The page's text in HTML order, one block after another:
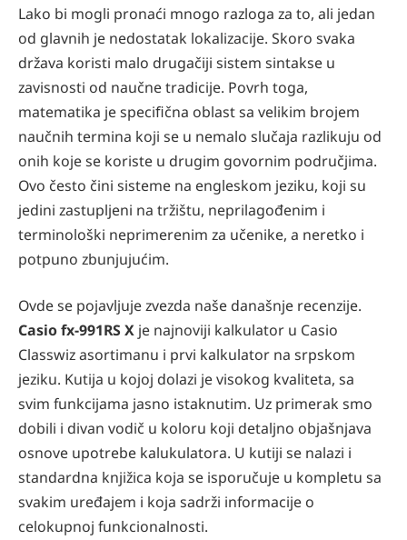
Lako bi mogli pronaći mnogo razloga za to, ali jedan
od glavnih je nedostatak lokalizacije. Skoro svaka
država koristi malo drugačiji sistem sintakse u
zavisnosti od naučne tradicije. Povrh toga,
matematika je speciﬁčna oblast sa velikim brojem
naučnih termina koji se u nemalo slučaja razlikuju od
onih koje se koriste u drugim govornim područjima.
Ovo često čini sisteme na engleskom jeziku, koji su
jedini zastupljeni na tržištu, neprilagođenim i
terminološki neprimerenim za učenike, a neretko i
potpuno zbunjujućim.
Ovde se pojavljuje zvezda naše današnje recenzije.
Casio fx-991RS X je najnoviji kalkulator u Casio
Classwiz asortimanu i prvi kalkulator na srpskom
jeziku. Kutija u kojoj dolazi je visokog kvaliteta, sa
svim funkcijama jasno istaknutim. Uz primerak smo
dobili i divan vodič u koloru koji detaljno objašnjava
osnove upotrebe kalukulatora. U kutiji se nalazi i
standardna knjižica koja se isporučuje u kompletu sa
svakim uređajem i koja sadrži informacije o
celokupnoj funkcionalnosti.